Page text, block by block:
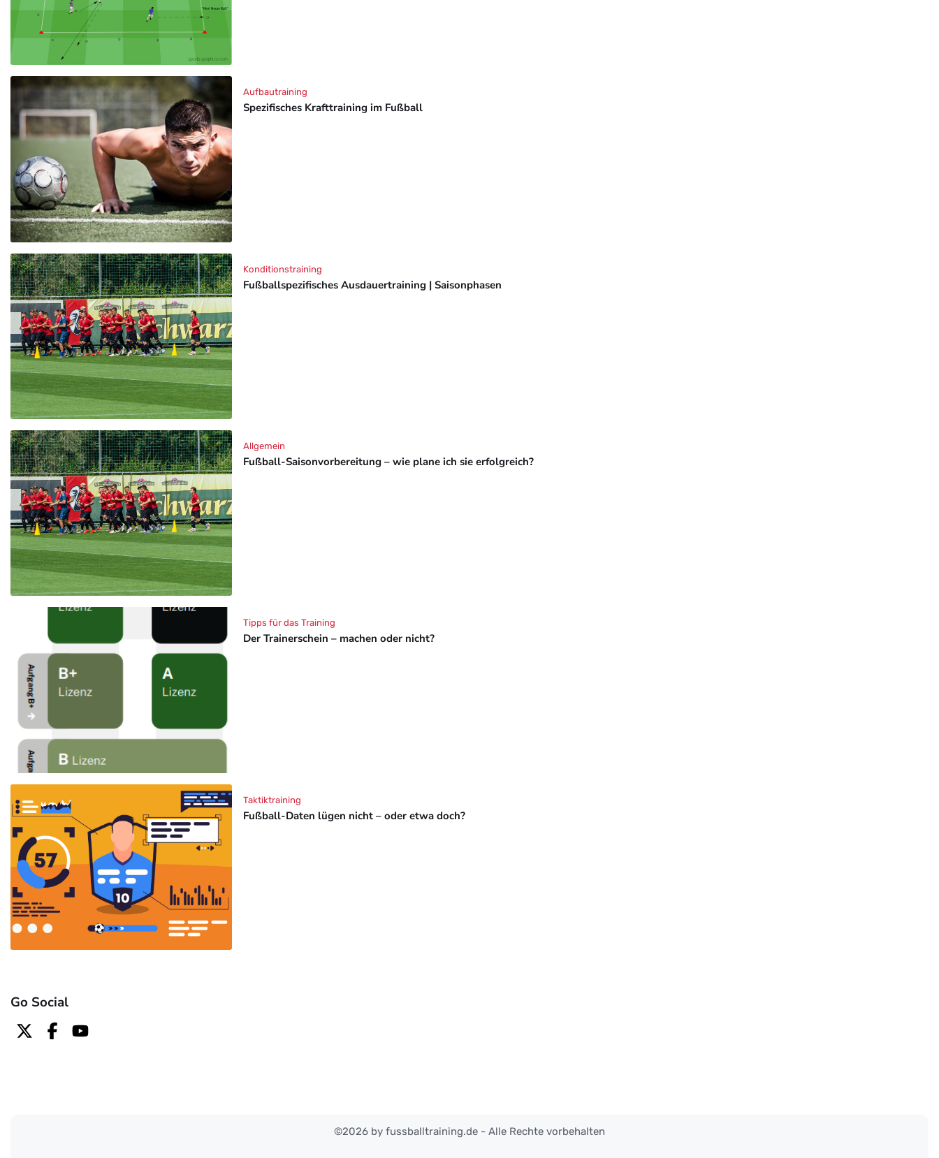
Spezifisches Krafttraining im Fußball
Aufbautraining
Fußballspezifisches Ausdauertraining | Saisonphasen
Konditionstraining
Fußball-Saisonvorbereitung – wie plane ich sie erfolgreich?
Allgemein
Der Trainerschein – machen oder nicht?
Tipps für das Training
Fußball-Daten lügen nicht – oder etwa doch?
Taktiktraining
Go Social
©2026 by fussballtraining.de - Alle Rechte vorbehalten